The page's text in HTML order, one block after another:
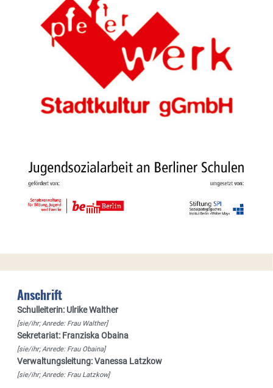
Anschrift
Schulleiterin: Ulrike Walther
[sie/ihr; Anrede: Frau Walther]
Sekretariat: Franziska Obaina
[sie/ihr; Anrede: Frau Obaina]
Verwaltungsleitung: Vanessa Latzkow
[sie/ihr; Anrede: Frau Latzkow]